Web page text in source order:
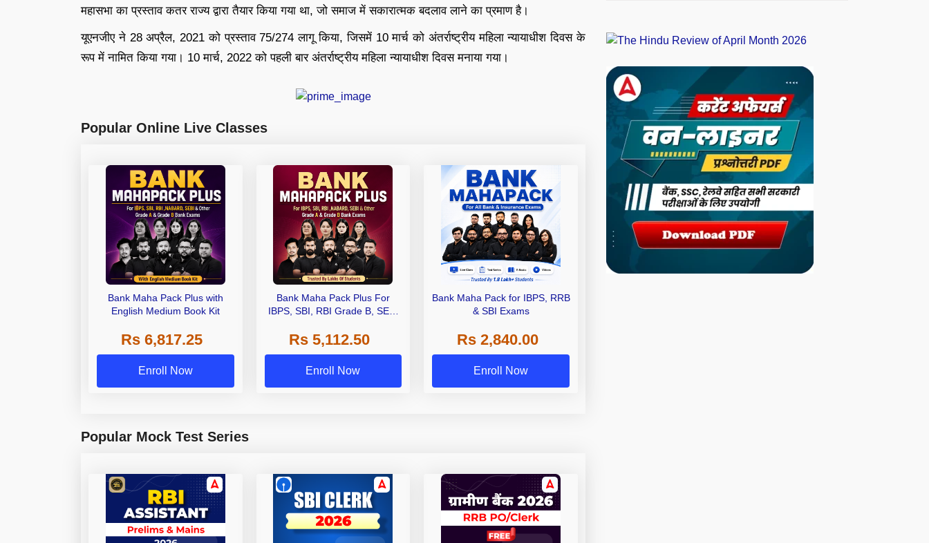
महासभा का प्रस्ताव कतर राज्य द्वारा तैयार किया गया था, जो समाज में सकारात्मक बदलाव लाने का प्रमाण है।
यूएनजीए ने 28 अप्रैल, 2021 को प्रस्ताव 75/274 लागू किया, जिसमें 10 मार्च को अंतर्राष्ट्रीय महिला न्यायाधीश दिवस के
रूप में नामित किया गया। 10 मार्च, 2022 को पहली बार अंतर्राष्ट्रीय महिला न्यायाधीश दिवस मनाया गया।
Popular Online Live Classes
Bank Maha Pack Plus with
English Medium Book Kit
Rs 6,817.25
Enroll Now
Bank Maha Pack Plus For
IBPS, SBI, RBI Grade B, SEBI
Other Grade A & Grade B Bank
Exams
Rs 5,112.50
Enroll Now
Bank Maha Pack for IBPS, RRB
& SBI Exams
Rs 2,840.00
Enroll Now
Popular Mock Test Series